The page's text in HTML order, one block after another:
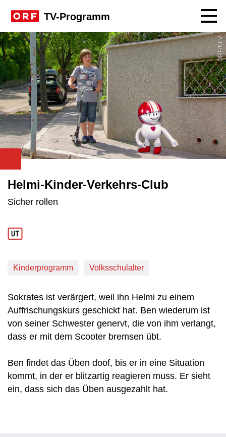
TV-Programm
ORF/KFV
Helmi-Kinder-Verkehrs-Club
Sicher rollen
Kinderprogramm Volksschulalter
Sokrates ist verärgert, weil ihn Helmi zu einem
Auffrischungskurs geschickt hat. Ben wiederum ist
von seiner Schwester genervt, die von ihm verlangt,
dass er mit dem Scooter bremsen übt.
Ben findet das Üben doof, bis er in eine Situation
kommt, in der er blitzartig reagieren muss. Er sieht
ein, dass sich das Üben ausgezahlt hat.